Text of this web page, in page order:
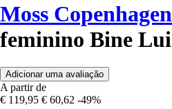
Moss Copenhagen
feminino Bine Lui
Adicionar uma avaliação
A partir de
€ 119,95 € 60,62 -49%